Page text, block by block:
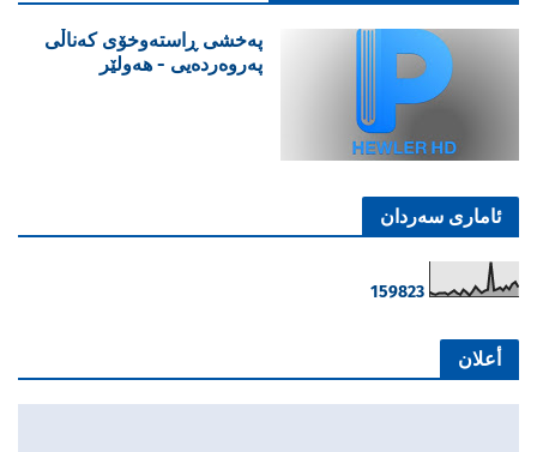
پەخشی ڕاستەوخۆی کەناڵی
پەروەردەیی - هەولێر
ئاماری سەردان
159823
أعلان